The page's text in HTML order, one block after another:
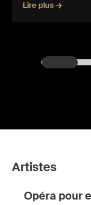
Lire plus →
Artistes
Opéra pour